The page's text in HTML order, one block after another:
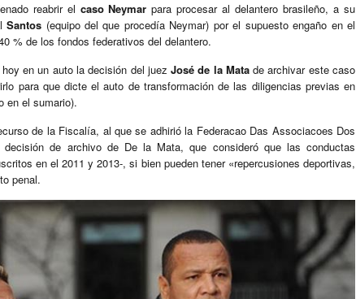
reabrir el caso Neymar para procesar al delantero brasileño, a su
Santos (equipo del que procedía Neymar) por el supuesto engaño en el
% de los fondos federativos del delantero.
en un auto la decisión del juez José de la Matade archivar este caso
para que dicte el auto de transformación de las diligencias previas en
en el sumario).
de la Fiscalía, al que se adhirió la Federacao Das Associacoes Dos
de archivo de De la Mata, que consideró que las conductas
en el 2011 y 2013-, si bien pueden tener «repercusiones deportivas,
penal.